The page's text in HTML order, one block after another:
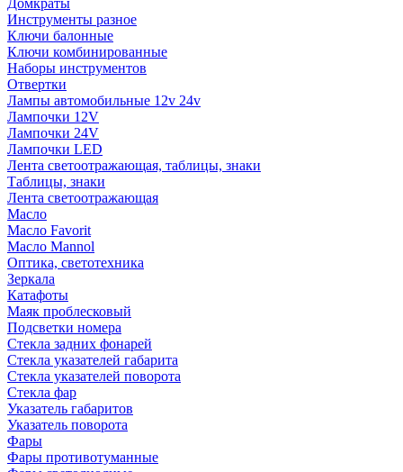
Домкраты
Инструменты разное
Ключи балонные
Ключи комбинированные
Наборы инструментов
Отвертки
Лампы автомобильные 12v 24v
Лампочки 12V
Лампочки 24V
Лампочки LED
Лента светоотражающая, таблицы, знаки
Таблицы, знаки
Лента светоотражающая
Масло
Масло Favorit
Масло Mannol
Оптика, светотехника
Зеркала
Катафоты
Маяк проблесковый
Подсветки номера
Стекла задних фонарей
Стекла указателей габарита
Стекла указателей поворота
Стекла фар
Указатель габаритов
Указатель поворота
Фары
Фары противотуманные